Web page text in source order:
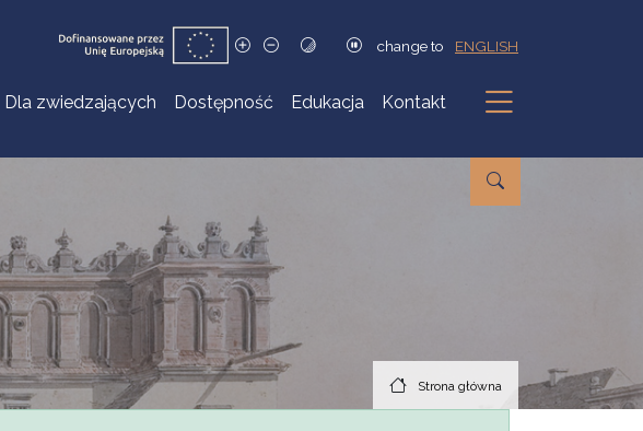
change to ENGLISH
Dla zwiedzających Dostępność Edukacja Kontakt
Podmenu
Strona główna